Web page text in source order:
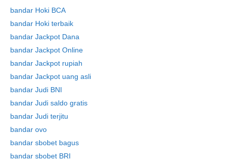
bandar Hoki BCA
bandar Hoki terbaik
bandar Jackpot Dana
bandar Jackpot Online
bandar Jackpot rupiah
bandar Jackpot uang asli
bandar Judi BNI
bandar Judi saldo gratis
bandar Judi terjitu
bandar ovo
bandar sbobet bagus
bandar sbobet BRI